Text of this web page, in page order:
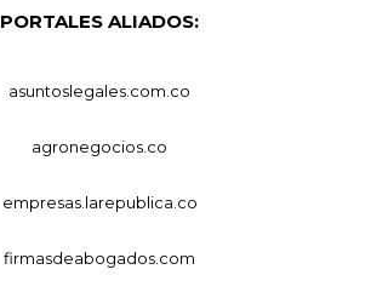
PORTALES ALIADOS:
asuntoslegales.com.co
agronegocios.co
empresas.larepublica.co
firmasdeabogados.com